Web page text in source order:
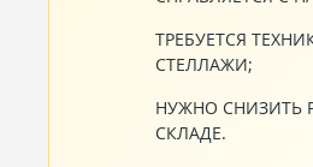
ТРЕБУЕТСЯ
СТЕЛЛАЖИ;
НУЖНО СНИЗИТЬ
СКЛАДЕ.